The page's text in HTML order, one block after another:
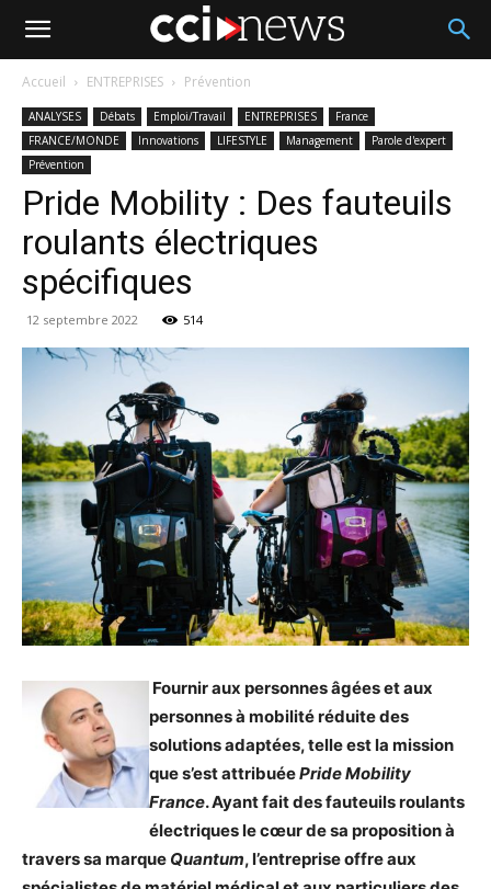
Accueil ENTREPRISES Prévention
ANALYSES Débats Emploi/Travail ENTREPRISES
France
FRANCE/MONDE
Innovations LIFESTYLE Management
Parole d'expert
Prévention
Pride Mobility : Des fauteuils
roulants électriques
spécifiques
12 septembre 2022 514
Fournir aux personnes âgées et aux
personnes à mobilité réduite des
solutions adaptées, telle est la mission
que s’est attribuéePride Mobility
France. Ayant fait des fauteuils roulants
électriques le cœur de sa proposition à
travers sa marque Quantum, l’entreprise offre aux